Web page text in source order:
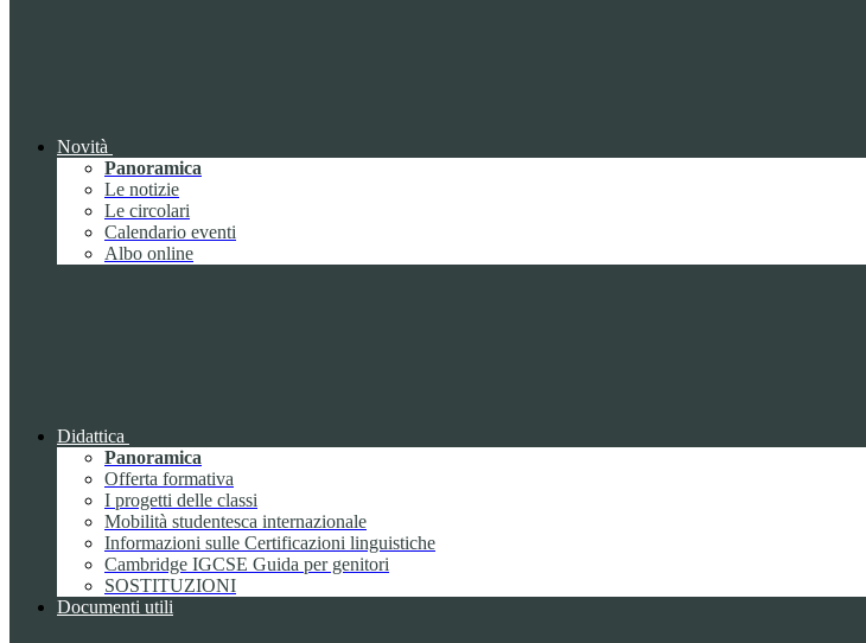
Novità
Panoramica
Le notizie
Le circolari
Calendario eventi
Albo online
Didattica
Panoramica
Offerta formativa
I progetti delle classi
Mobilità studentesca internazionale
Informazioni sulle Certificazioni linguistiche
Cambridge IGCSE Guida per genitori
SOSTITUZIONI
Documenti utili